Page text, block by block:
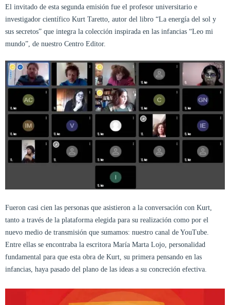
El invitado de esta segunda emisión fue el profesor universitario e
investigador científico Kurt Taretto, autor del libro “La energía del sol y
sus secretos” que integra la colección inspirada en las infancias “Leo mi
mundo”, de nuestro Centro Editor.
Fueron casi cien las personas que asistieron a la conversación con Kurt,
tanto a través de la plataforma elegida para su realización como por el
nuevo medio de transmisión que sumamos: nuestro canal de YouTube.
Entre ellas se encontraba la escritora María Marta Lojo, personalidad
fundamental para que esta obra de Kurt, su primera pensando en las
infancias, haya pasado del plano de las ideas a su concreción efectiva.